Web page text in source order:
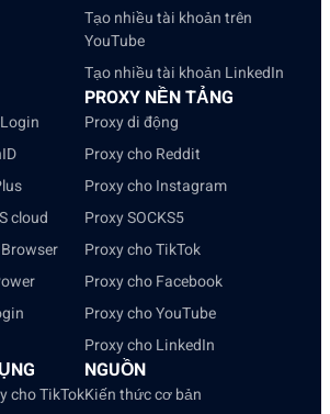
Tạo nhiều tài khoản trên
YouTube
Tạo nhiều tài khoản LinkedIn
cloud
PROXY NỀN TẢNG
Proxy di động
Proxy cho Reddit
Proxy cho Instagram
Proxy SOCKS5
Proxy cho TikTok
Proxy cho Facebook
Proxy cho YouTube
Proxy cho LinkedIn
cho TikTok
NGUỒN
Kiến thức cơ bản